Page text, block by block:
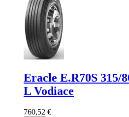
Eracle E.R70S 315/
L Vodiace
760,52 €